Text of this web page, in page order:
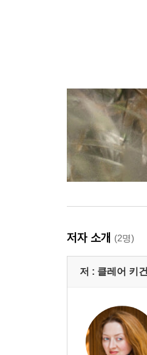
저자 소개 (2명)
저 : 클레어 키건